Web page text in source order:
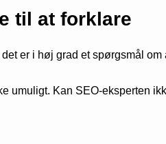
til at forklare
er i høj grad et spørgsmål
umuligt. Kan SEO-eksperten